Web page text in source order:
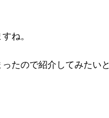
ね。
たので紹介してみたいと